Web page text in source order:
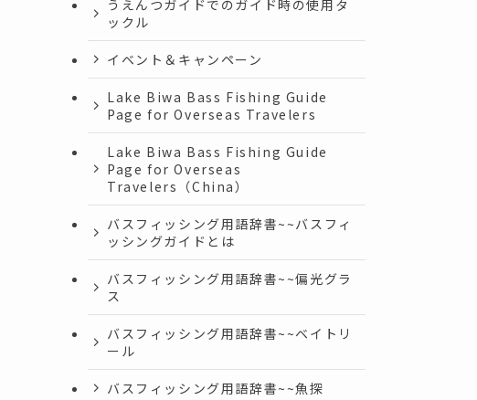
うえんつガイドでのガイド時の使用タ
ックル
イベント＆キャンペーン
Lake Biwa Bass Fishing Guide
Page for Overseas Travelers
Lake Biwa Bass Fishing Guide
Page for Overseas
Travelers（China）
バスフィッシング用語辞書~~バスフィ
ッシングガイドとは
バスフィッシング用語辞書~~偏光グラ
ス
バスフィッシング用語辞書~~ベイトリ
ール
バスフィッシング用語辞書~~魚探